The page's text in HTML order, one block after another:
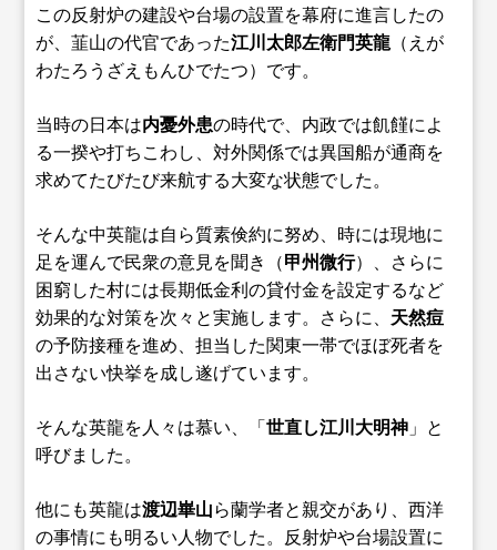
この反射炉の建設や台場の設置を幕府に進言したの
が、韮山の代官であった江川太郎左衛門英龍（えが
わたろうざえもんひでたつ）です。
当時の日本は内憂外患の時代で、内政では飢饉によ
る一揆や打ちこわし、対外関係では異国船が通商を
求めてたびたび来航する大変な状態でした。
そんな中英龍は自ら質素倹約に努め、時には現地に
足を運んで民衆の意見を聞き（甲州微行）、さらに
困窮した村には長期低金利の貸付金を設定するなど
効果的な対策を次々と実施します。さらに、 天然痘
の予防接種を進め、担当した関東一帯でほぼ死者を
出さない快挙を成し遂げています。
そんな英龍を人々は慕い、「世直し江川大明神 」と
呼びました。
他にも英龍は渡辺崋山ら蘭学者と親交があり、西洋
の事情にも明るい人物でした。反射炉や台場設置に